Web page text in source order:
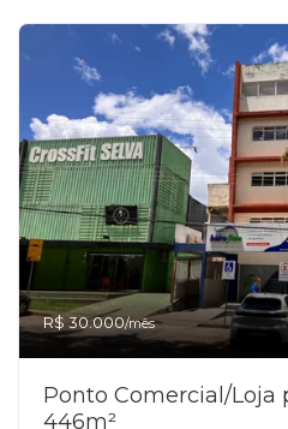
R$ 30.000/mês
Ponto Comercial/Loja
446m²